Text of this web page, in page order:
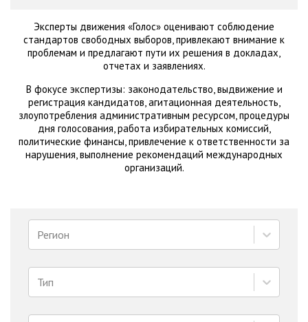
Эксперты движения «Голос» оценивают соблюдение
стандартов свободных выборов, привлекают внимание к
проблемам и предлагают пути их решения в докладах,
отчетах и заявлениях.
В фокусе экспертизы: законодательство, выдвижение и
регистрация кандидатов, агитационная деятельность,
злоупотребления административным ресурсом, процедуры
дня голосования, работа избирательных комиссий,
политические финансы, привлечение к ответственности за
нарушения, выполнение рекомендаций международных
организаций.
Регион
Тип